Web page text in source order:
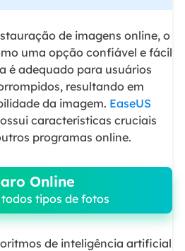
de imagens online, o
uma opção confiável e fácil
é adequado para usuários
resultando em
da imagem. EaseUS
características cruciais
programas online.
Online
todos tipos de fotos
de inteligência artificial